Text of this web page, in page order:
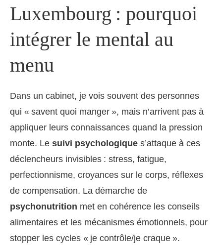
Luxembourg : pourquoi
intégrer le mental au
menu
Dans un cabinet, je vois souvent des personnes
qui « savent quoi manger », mais n’arrivent pas à
appliquer leurs connaissances quand la pression
monte. Le suivi psychologique s’attaque à ces
déclencheurs invisibles : stress, fatigue,
perfectionnisme, croyances sur le corps, réflexes
de compensation. La démarche de
psychonutrition met en cohérence les conseils
alimentaires et les mécanismes émotionnels, pour
stopper les cycles « je contrôle/je craque ».